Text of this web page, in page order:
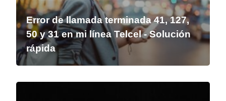
Error de llamada terminada 41, 127,
50 y 31 en mi línea Telcel - Solución
rápida